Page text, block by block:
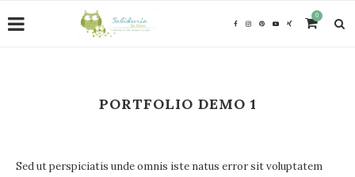
0
PORTFOLIO DEMO 1
Sed ut perspiciatis unde omnis iste natus error sit voluptatem